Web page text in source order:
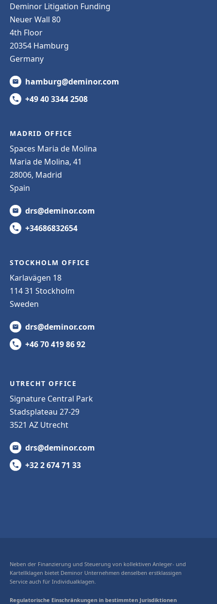
Deminor Litigation Funding
Neuer Wall 80
4th Floor
20354 Hamburg
Germany
hamburg@deminor.com
+49 40 3344 2508
MADRID OFFICE
Spaces Maria de Molina
Maria de Molina, 41
28006, Madrid
Spain
drs@deminor.com
+34686832654
STOCKHOLM OFFICE
Karlavägen 18
114 31 Stockholm
Sweden
drs@deminor.com
+46 70 419 86 92
UTRECHT OFFICE
Signature Central Park
Stadsplateau 27-29
3521 AZ Utrecht
drs@deminor.com
+32 2 674 71 33
Neben der Finanzierung und Steuerung von kollektiven Anleger- und
Kartellklagen bietet Deminor Unternehmen denselben erstklassigen
Service auch für Individualklagen.
Regulatorische Einschränkungen in bestimmten Jurisdiktionen